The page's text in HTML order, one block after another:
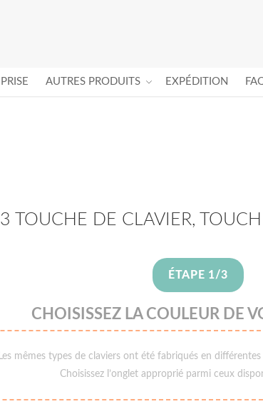
AUTRES PRODUITS EXPÉDITION
TOUCHE DE CLAVIER,
ÉTAPE 1/3
CHOISISSEZ LA COULEUR DE
Les mêmes types de claviers ont été fabriqués en
Choisissez l’onglet approprié parmi ceux